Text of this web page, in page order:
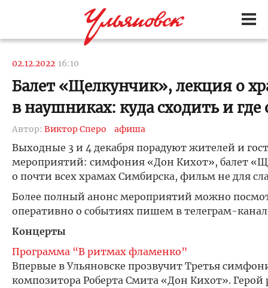
02.12.2022 16:10
Балет «Щелкунчик», лекция о
в наушниках: куда сходить и где
Автор: Виктор Сперо афиша
Выходные 3 и 4 декабря порадуют жителей и
мероприятий: симфония «Дон Кихот», балет
о почти всех храмах Симбирска, фильм не для
Более полный анонс мероприятий можно
оперативно о событиях пишем в телеграм-
Концерты
Программа “В ритмах фламенко”
Впервые в Ульяновске прозвучит Третья
композитора Роберта Смита «Дон Кихот».